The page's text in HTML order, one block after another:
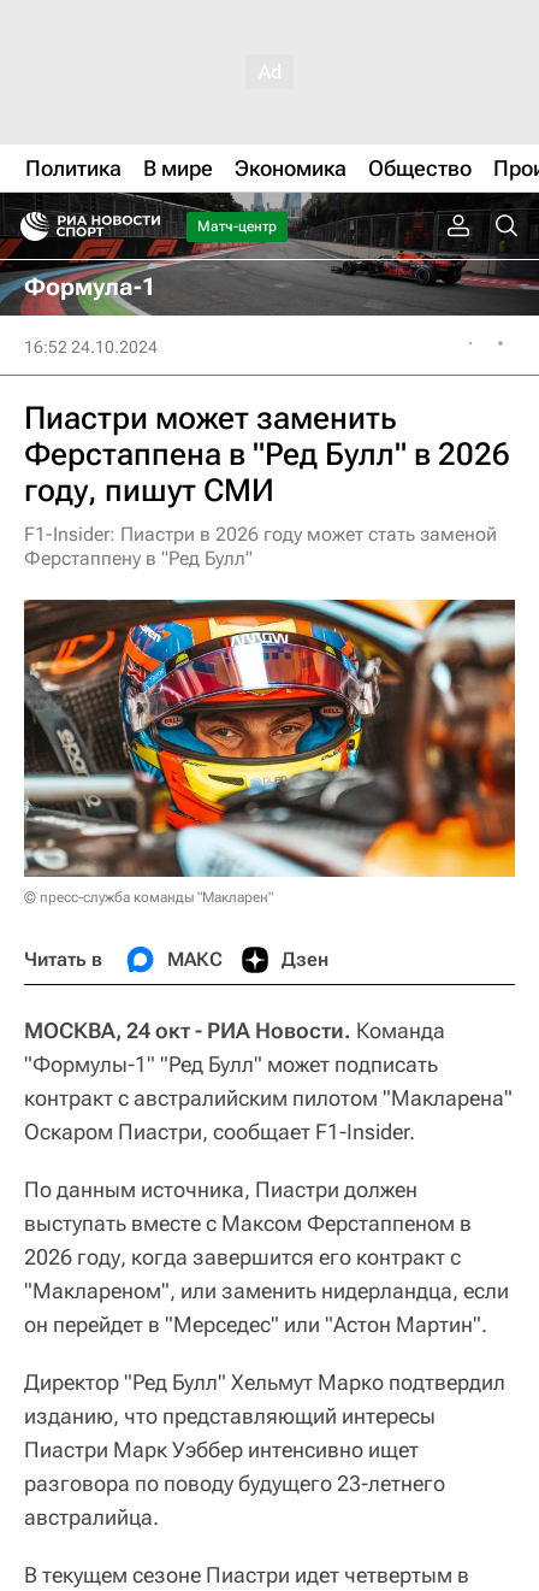
Политика В мире Экономика Общество
Матч-центр
Формула-1
16:52 24.10.2024
Пиастри может заменить
Ферстаппена в "Ред Булл" в 2026
году, пишут СМИ
F1-Insider: Пиастри в 2026 году может стать заменой
Ферстаппену в "Ред Булл"
© пресс-служба команды "Макларен"
Читать в МАКС Дзен
МОСКВА, 24 окт - РИА Новости. Команда
"Формулы-1" "Ред Булл" может подписать
контракт с австралийским пилотом "Макларена"
Оскаром Пиастри, сообщает F1-Insider.
По данным источника, Пиастри должен
выступать вместе с Максом Ферстаппеном в
2026 году, когда завершится его контракт с
"Маклареном", или заменить нидерландца, если
он перейдет в "Мерседес" или "Астон Мартин".
Директор "Ред Булл" Хельмут Марко подтвердил
изданию, что представляющий интересы
Пиастри Марк Уэббер интенсивно ищет
разговора по поводу будущего 23-летнего
австралийца.
В текущем сезоне Пиастри идет четвертым в